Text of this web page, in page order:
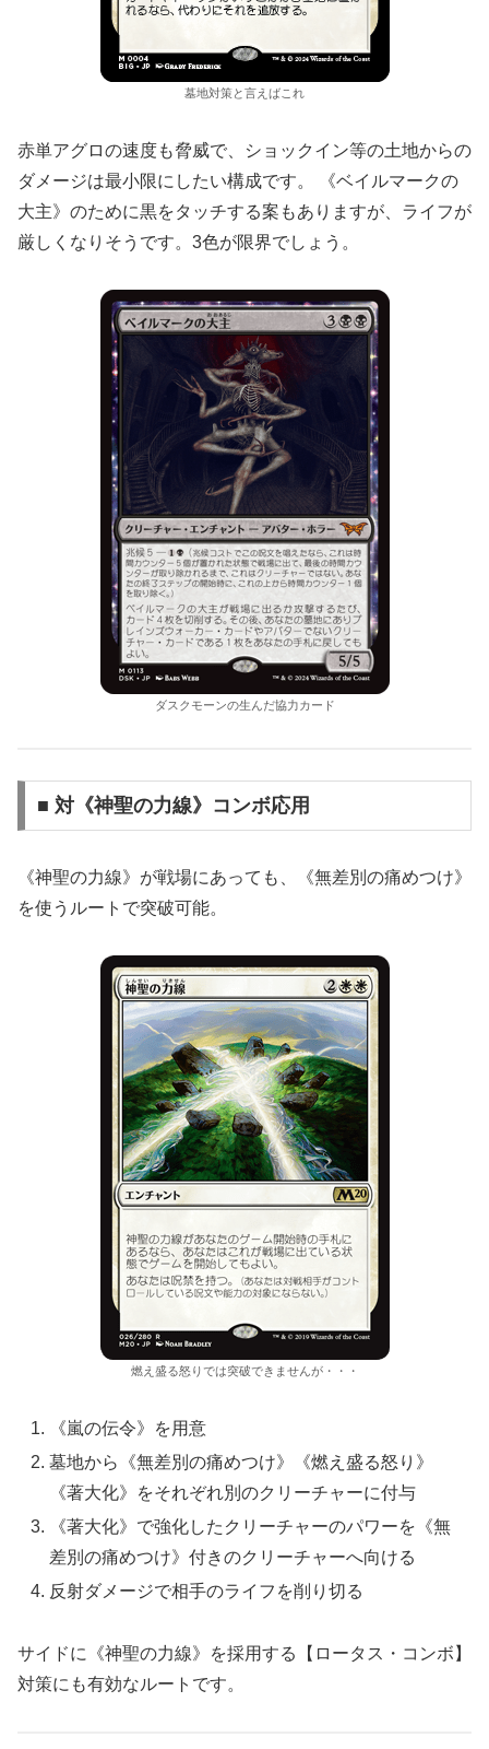
墓地対策と言えばこれ
赤単アグロの速度も脅威で、ショックイン等の土地からの
ダメージは最小限にしたい構成です。 《ベイルマークの
大主》のために黒をタッチする案もありますが、ライフが
厳しくなりそうです。3色が限界でしょう。
ダスクモーンの生んだ協力カード
■ 対《神聖の力線》コンボ応用
《神聖の力線》が戦場にあっても、《無差別の痛めつけ》
を使うルートで突破可能。
燃え盛る怒りでは突破できませんが・・・
《嵐の伝令》を用意
墓地から《無差別の痛めつけ》《燃え盛る怒り》
《著大化》をそれぞれ別のクリーチャーに付与
《著大化》で強化したクリーチャーのパワーを《無
差別の痛めつけ》付きのクリーチャーへ向ける
反射ダメージで相手のライフを削り切る
サイドに《神聖の力線》を採用する【ロータス・コンボ】
対策にも有効なルートです。